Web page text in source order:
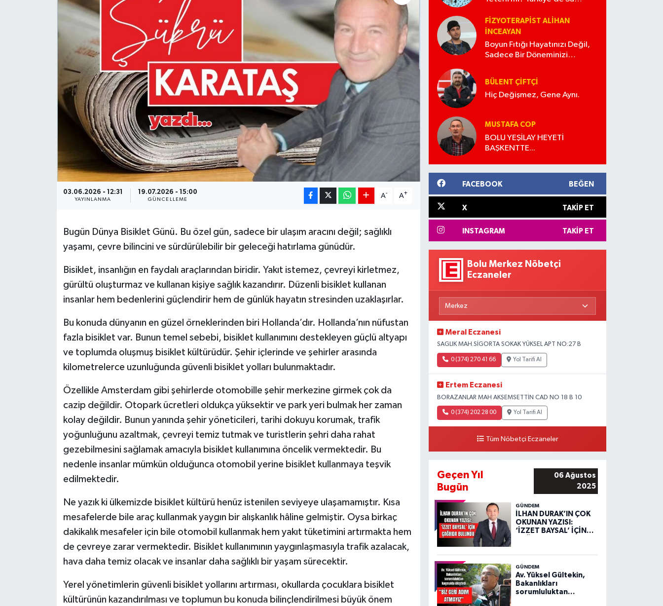
03.06.2026 - 12:31
YAYINLANMA
19.07.2026 - 15:00
GÜNCELLEME
A- A+
Bugün Dünya Bisiklet Günü. Bu özel gün, sadece bir ulaşım aracını değil; sağlıklı
yaşamı, çevre bilincini ve sürdürülebilir bir geleceği hatırlama günüdür.
Bisiklet, insanlığın en faydalı araçlarından biridir. Yakıt istemez, çevreyi kirletmez,
gürültü oluşturmaz ve kullanan kişiye sağlık kazandırır. Düzenli bisiklet kullanan
insanlar hem bedenlerini güçlendirir hem de günlük hayatın stresinden uzaklaşırlar.
Bu konuda dünyanın en güzel örneklerinden biri Hollanda’dır. Hollanda’nın nüfustan
fazla bisiklet var. Bunun temel sebebi, bisiklet kullanımını destekleyen güçlü altyapı
ve toplumda oluşmuş bisiklet kültürüdür. Şehir içlerinde ve şehirler arasında
kilometrelerce uzunluğunda güvenli bisiklet yolları bulunmaktadır.
Özellikle Amsterdam gibi şehirlerde otomobille şehir merkezine girmek çok da
cazip değildir. Otopark ücretleri oldukça yüksektir ve park yeri bulmak her zaman
kolay değildir. Bunun yanında şehir yöneticileri, tarihi dokuyu korumak, trafik
yoğunluğunu azaltmak, çevreyi temiz tutmak ve turistlerin şehri daha rahat
gezebilmesini sağlamak amacıyla bisiklet kullanımına öncelik vermektedir. Bu
nedenle insanlar mümkün olduğunca otomobil yerine bisiklet kullanmaya teşvik
edilmektedir.
Ne yazık ki ülkemizde bisiklet kültürü henüz istenilen seviyeye ulaşamamıştır. Kısa
mesafelerde bile araç kullanmak yaygın bir alışkanlık hâline gelmiştir. Oysa birkaç
dakikalık mesafeler için bile otomobil kullanmak hem yakıt tüketimini artırmakta hem
de çevreye zarar vermektedir. Bisiklet kullanımının yaygınlaşmasıyla trafik azalacak,
hava daha temiz olacak ve insanlar daha sağlıklı bir yaşam sürecektir.
Yerel yönetimlerin güvenli bisiklet yollarını artırması, okullarda çocuklara bisiklet
kültürünün kazandırılması ve toplumun bu konuda bilinçlendirilmesi büyük önem
FIZYOTERAPIST ALIHAN
İNCEAYAN
Boyun Fıtığı Hayatınızı Değil,
Sadece Bir Döneminizi
BÜLENT ÇIFTÇI
Hiç Değişmez, Gene Aynı.
MUSTAFA COP
BOLU YEŞİLAY HEYETİ
BAŞKENTTE...
FACEBOOK BEĞEN
X TAKIP ET
INSTAGRAM TAKIP ET
Bolu Merkez Nöbetçi
Eczaneler
Meral Eczanesi
SAGLIK MAH.SİGORTA SOKAK YÜKSEL APT NO:27 B
0 (374) 270 41 66 Yol Tarifi Al
Ertem Eczanesi
BORAZANLAR MAH AKŞEMSETTİN CAD NO 18 B 10
0 (374) 202 28 00 Yol Tarifi Al
Tüm Nöbetçi Eczaneler
Geçen Yıl
Bugün
06 Ağustos
2025
GÜNDEM
İLHAN DURAK’IN ÇOK
OKUNAN YAZISI:
‘İZZET BAYSAL’ İÇİN
GÜNDEM
Av. Yüksel Gültekin,
Bakanlıkları
sorumluluktan